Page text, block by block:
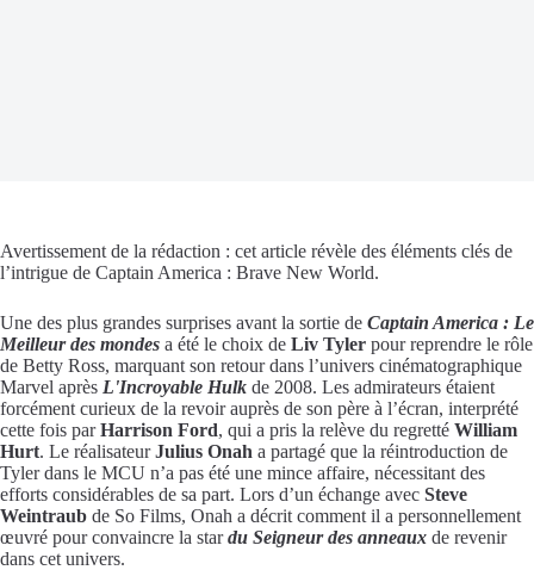
Avertissement de la rédaction : cet article révèle des éléments clés de
l’intrigue de Captain America : Brave New World.
Une des plus grandes surprises avant la sortie de Captain America : Le
Meilleur des mondes a été le choix de Liv Tyler pour reprendre le rôle
de Betty Ross, marquant son retour dans l’univers cinématographique
Marvel après L'Incroyable Hulk de 2008. Les admirateurs étaient
forcément curieux de la revoir auprès de son père à l’écran, interprété
cette fois parHarrison Ford, qui a pris la relève du regretté William
Hurt. Le réalisateurJulius Onah a partagé que la réintroduction de
Tyler dans le MCU n’a pas été une mince affaire, nécessitant des
efforts considérables de sa part. Lors d’un échange avec Steve
Weintraub de So Films, Onah a décrit comment il a personnellement
œuvré pour convaincre la stardu Seigneur des anneaux de revenir
dans cet univers.